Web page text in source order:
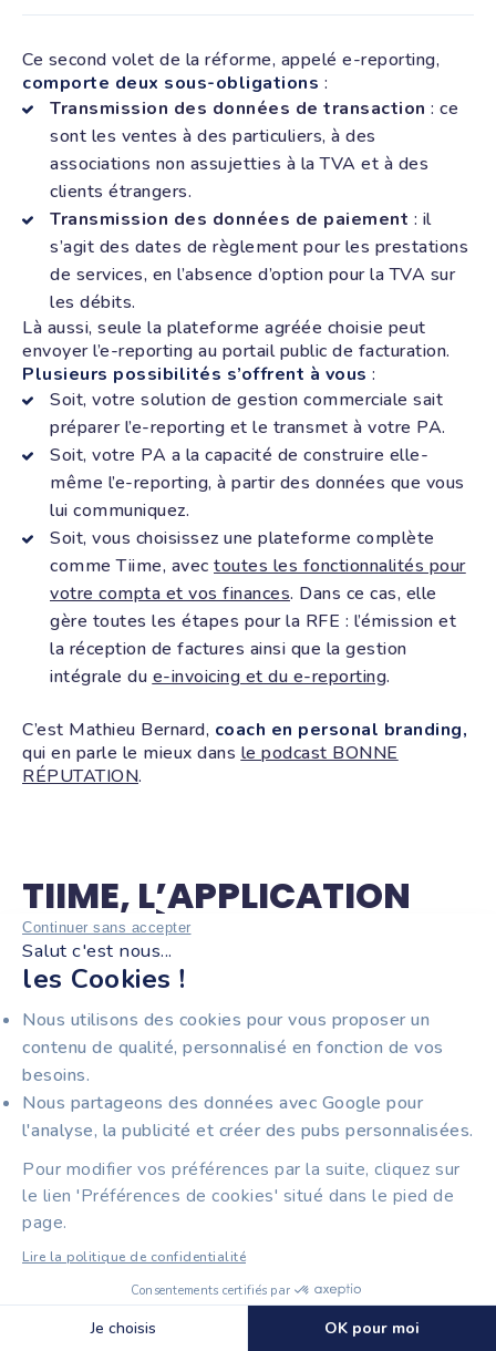
Continuer sans accepter
Salut c'est nous...
les Cookies !
Nous utilisons des cookies pour vous proposer un
contenu de qualité, personnalisé en fonction de vos
besoins.
Nous partageons des données avec Google pour
l'analyse, la publicité et créer des pubs personnalisées.
Pour modifier vos préférences par la suite, cliquez sur
le lien 'Préférences de cookies' situé dans le pied de
page.
Lire la politique de confidentialité
Consentements certifiés par
Je choisis OK pour moi
🍪 Cookies
Ce second volet de la réforme, appelé e-reporting,
comporte deux sous-obligations :
Transmission des données de transaction : ce
sont les ventes à des particuliers, à des
associations non assujetties à la TVA et à des
clients étrangers.
Transmission des données de paiement : il
s’agit des dates de règlement pour les prestations
de services, en l’absence d’option pour la TVA sur
les débits.
Là aussi, seule la plateforme agréée choisie peut
envoyer l’e-reporting au portail public de facturation.
Plusieurs possibilités s’offrent à vous :
Soit, votre solution de gestion commerciale sait
préparer l’e-reporting et le transmet à votre PA.
Soit, votre PA a la capacité de construire elle-
même l’e-reporting, à partir des données que vous
lui communiquez.
Soit, vous choisissez une plateforme complète
comme Tiime, avec toutes les fonctionnalités pour
votre compta et vos finances. Dans ce cas, elle
gère toutes les étapes pour la RFE : l’émission et
la réception de factures ainsi que la gestion
intégrale du e-invoicing et du e-reporting.
C’est Mathieu Bernard, coach en personal branding,
qui en parle le mieux dans le podcast BONNE
RÉPUTATION.
TIIME, L’APPLICATION
COMPLÈTE POUR LA
FACTURATION
ÉLECTRONIQUE DES
COACHS EN FRANCE
Penser modèle de facture en 2026revient à penser
facturation électronique
et équipement en
conséquence. Avec les solutions totalement
conformes et gratuites pour les petits entrepreneurs,
comme la plateforme de Tiime, inutile de reporter
l’échéance et de travailler avec des outils
votre opinion, consiste àcréer votre compte en
quelques clicset à construire votre propre modèle de